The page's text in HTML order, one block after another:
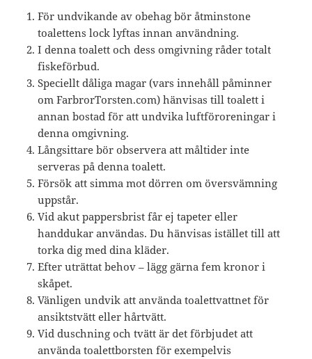
För undvikande av obehag bör åtminstone
toalettens lock lyftas innan användning.
I denna toalett och dess omgivning råder totalt
fiskeförbud.
Speciellt dåliga magar (vars innehåll påminner
om FarbrorTorsten.com) hänvisas till toalett i
annan bostad för att undvika luftföroreningar i
denna omgivning.
Långsittare bör observera att måltider inte
serveras på denna toalett.
Försök att simma mot dörren om översvämning
uppstår.
Vid akut pappersbrist får ej tapeter eller
handdukar användas. Du hänvisas istället till att
torka dig med dina kläder.
Efter uträttat behov – lägg gärna fem kronor i
skåpet.
Vänligen undvik att använda toalettvattnet för
ansiktstvätt eller hårtvätt.
Vid duschning och tvätt är det förbjudet att
använda toalettborsten för exempelvis